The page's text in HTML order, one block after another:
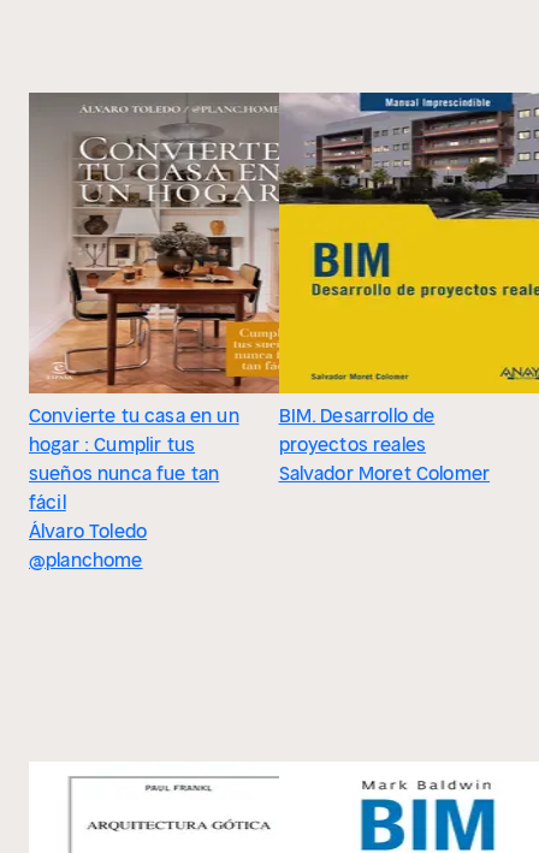
Convierte tu casa en un
hogar : Cumplir tus
sueños nunca fue tan
fácil
Álvaro Toledo
@planchome
BIM. Desarrollo de
proyectos reales
Salvador Moret Colomer